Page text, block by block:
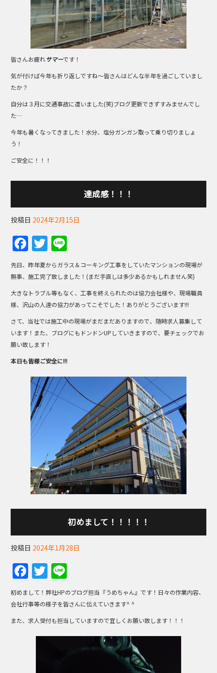
o
k
皆さんお疲れサマーです！
気が付けば今年も折り返しですね～皆さんはどんな半年を過ごしていまし
たか？
自分は３月に交通事故に遭いました(笑)ブログ更新できずすみませんでし
た…
今年も暑くなってきました！水分、塩分ガンガン取って乗り切りましょ
う！
ご安全に！！！
達成感！！！
投稿日 2024年2月15日
F
a
c
e
b
o
o
k
T
w
itt
er
n
e
先日、昨年夏からガラス＆コーキング工事をしていたマンションの現場が
無事、施工完了致しました！(まだ手直しは多少あるかもしれません笑)
大きなトラブル等もなく、工事を終えられたのは協力会社様や、現場職員
様、沢山の人達の協力があってこそでした！ありがとうございます!!!
さて、当社では施工中の現場がまだまだありますので、随時求人募集して
います！また、ブログにもドンドンUPしていきますので、要チェックでお
願い致します！
本日も皆様ご安全に!!!
初めまして！！！！！
投稿日 2024年1月28日
F
a
c
e
b
T
w
itt
er
n
e
初めまして！弊社HPのブログ担当『うめちゃん』です！日々の作業内容、
会社行事等の様子を皆さんに伝えていきます^ ^
また、求人受付も担当していますので宜しくお願い致します！！！